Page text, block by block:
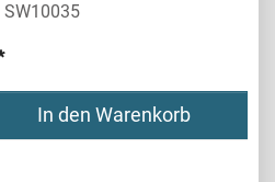
SW10035
In den Warenkorb